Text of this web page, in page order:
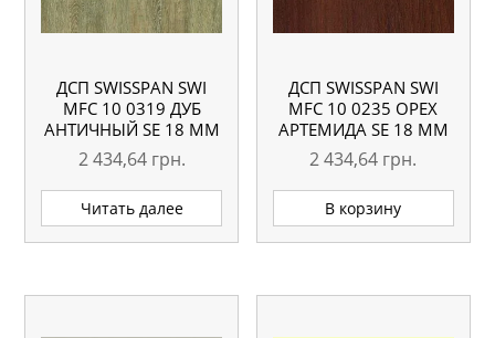
ДСП SWISSPAN SWI
MFC 10 0319 ДУБ
АНТИЧНЫЙ SE 18 ММ
2 434,64 грн.
Читать далее
ДСП SWISSPAN SWI
MFC 10 0235 ОРЕХ
АРТЕМИДА SE 18 ММ
2 434,64 грн.
В корзину